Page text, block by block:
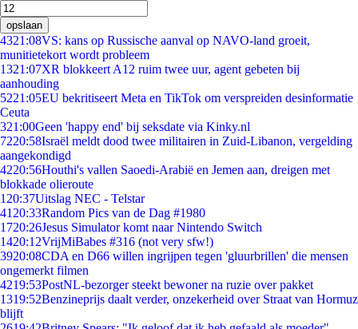
opslaan
4321:08VS: kans op Russische aanval op NAVO-land groeit,
munitietekort wordt probleem
1321:07XR blokkeert A12 ruim twee uur, agent gebeten bij
aanhouding
5221:05EU bekritiseert Meta en TikTok om verspreiden desinformatie
Ceuta
321:00Geen 'happy end' bij seksdate via Kinky.nl
7220:58Israël meldt dood twee militairen in Zuid-Libanon, vergelding
aangekondigd
4220:56Houthi's vallen Saoedi-Arabië en Jemen aan, dreigen met
blokkade olieroute
1 20:37Uitslag NEC - Telstar
41 20:33Random Pics van de Dag #1980
1720:26Jesus Simulator komt naar Nintendo Switch
1420:12VrijMiBabes #316 (not very sfw!)
3920:08CDA en D66 willen ingrijpen tegen 'gluurbrillen' die mensen
ongemerkt filmen
4219:53PostNL-bezorger steekt bewoner na ruzie over pakket
1319:52Benzineprijs daalt verder, onzekerheid over Straat van Hormuz
blijft